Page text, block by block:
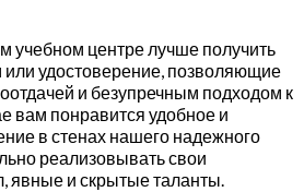
учебном центре лучше получить
удостоверение, позволяющие
и безупречным подходом к
вам понравится удобное и
в стенах нашего надежного
реализовывать свои
явные и скрытые таланты.